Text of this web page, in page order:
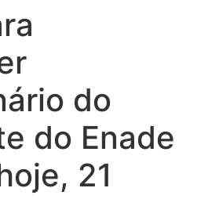
do
do Enade
21